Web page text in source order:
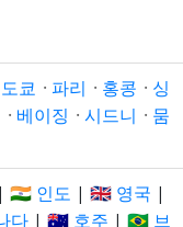
도쿄 · 파리 · 홍콩 · 싱
· 베이징 · 시드니 · 뭄
| 🇮🇳 인도 | 🇬🇧 영국 |
다 | 🇦🇺 호주 | 🇧🇷 브